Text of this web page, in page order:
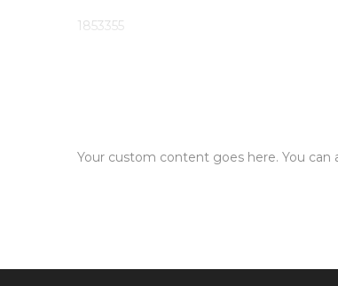
1853355
Your custom content goes here. You